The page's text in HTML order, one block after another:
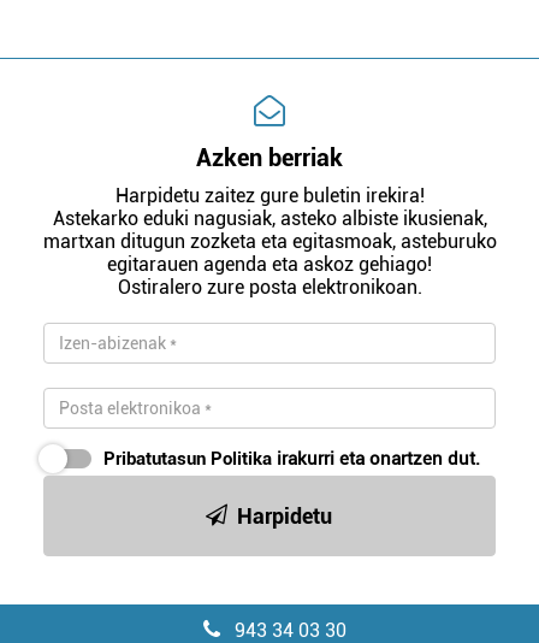
Azken berriak
Harpidetu zaitez gure buletin irekira!
Astekarko eduki nagusiak, asteko albiste ikusienak,
martxan ditugun zozketa eta egitasmoak, asteburuko
egitarauen agenda eta askoz gehiago!
Ostiralero zure posta elektronikoan.
Pribatutasun Politika irakurri eta onartzen dut.
Harpidetu
943 34 03 30